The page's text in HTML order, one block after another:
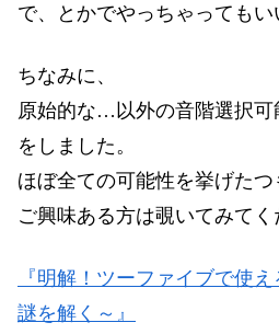
で、とかでやっちゃってもい
ちなみに、
原始的な…以外の音階選択可
をしました。
ほぼ全ての可能性を挙げたつ
ご興味ある方は覗いてみてく
『明解！ツーファイブで使
謎を解く～』